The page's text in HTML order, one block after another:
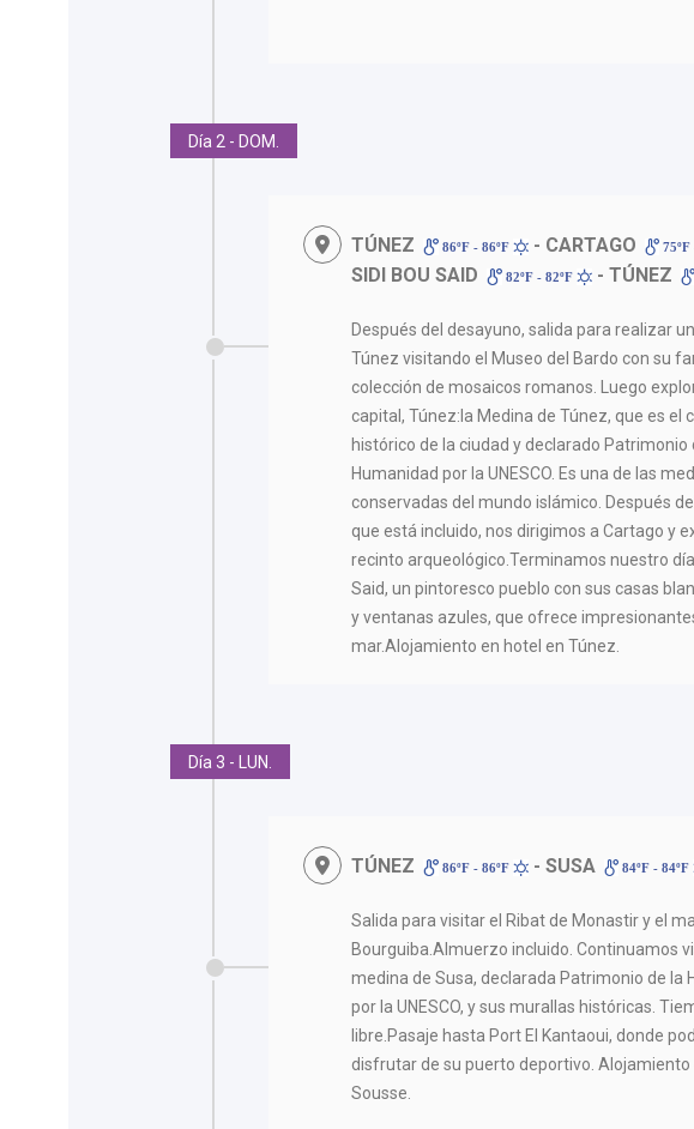
Día 2 - DOM.
TÚNEZ 86ºF - 86ºF - CARTAGO 75ºF
SIDI BOU SAID
82ºF - 82ºF - TÚNEZ
Después del desayuno, salida para realizar
Túnez visitando el Museo del Bardo con su
colección de mosaicos romanos. Luego
capital, Túnez:la Medina de Túnez, que es el
histórico de la ciudad y declarado Patrimonio
Humanidad por la UNESCO. Es una de las
conservadas del mundo islámico. Después
que está incluido, nos dirigimos a Cartago y
recinto arqueológico.Terminamos nuestro
Said, un pintoresco pueblo con sus casas
y ventanas azules, que ofrece
mar.Alojamiento en hotel en Túnez.
Día 3 - LUN.
TÚNEZ 86ºF - 86ºF - SUSA 84ºF - 84ºF
Salida para visitar el Ribat de Monastir y el
Bourguiba.Almuerzo incluido. Continuamos
medina de Susa, declarada Patrimonio de la
por la UNESCO, y sus murallas históricas.
libre.Pasaje hasta Port El Kantaoui, donde
disfrutar de su puerto deportivo. Alojamiento
Sousse.